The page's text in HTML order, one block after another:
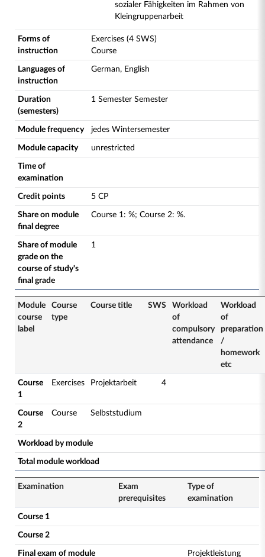
sozialer Fähigkeiten im Rahmen von
Kleingruppenarbeit
Forms of
instruction
Exercises (4 SWS)
Course
Languages of
instruction
German, English
Duration
(semesters)
1 Semester Semester
Module frequency jedes Wintersemester
Module capacity unrestricted
Time of
examination
Credit points 5 CP
Share on module
final degree
Course 1: %; Course 2: %.
Share of module
grade on the
course of study's
final grade
1
Module
course
label
Course
type
Course title SWS
Workload
of
compulsory
attendance
Workload
of
preparation
/
homework
etc
Course
1
Exercises Projektarbeit 4
Course
2
Course Selbststudium
Workload by module
Total module workload
Examination
Exam
prerequisites
Type of
examination
Course 1
Course 2
Final exam of module Projektleistung